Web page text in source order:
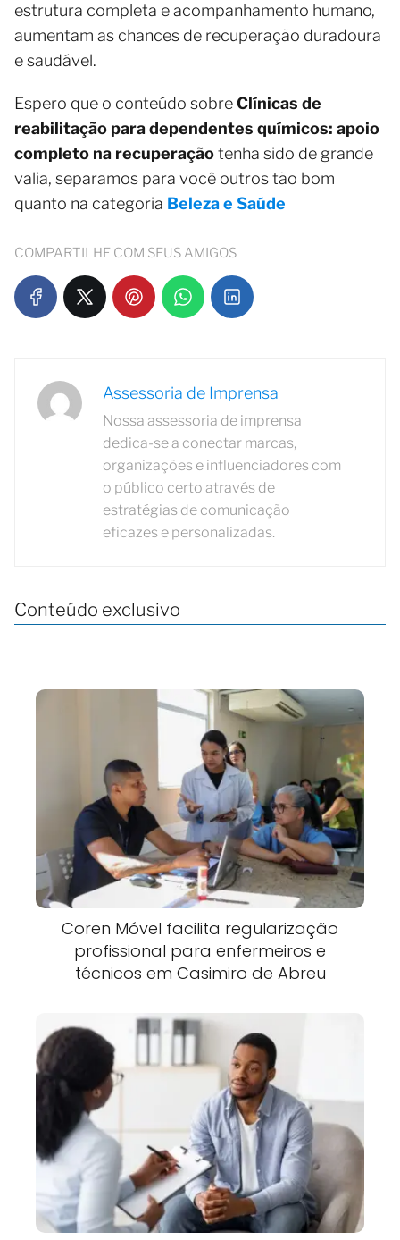
estrutura completa e acompanhamento humano,
aumentam as chances de recuperação duradoura
e saudável.
Espero que o conteúdo sobreClínicas de
reabilitação para dependentes químicos: apoio
completo na recuperaçãotenha sido de grande
valia, separamos para você outros tão bom
quanto na categoria Beleza e Saúde
COMPARTILHE COM SEUS AMIGOS
Assessoria de Imprensa
Nossa assessoria de imprensa
dedica-se a conectar marcas,
organizações e influenciadores com
o público certo através de
estratégias de comunicação
eficazes e personalizadas.
Conteúdo exclusivo
Coren Móvel facilita regularização
profissional para enfermeiros e
técnicos em Casimiro de Abreu